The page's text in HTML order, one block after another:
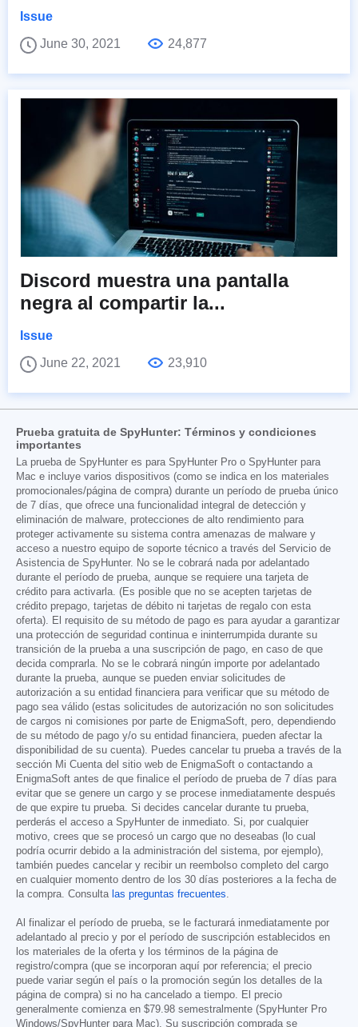
Issue
June 30, 2021
24,877
Discord muestra una pantalla
negra al compartir la...
Issue
June 22, 2021
23,910
Prueba gratuita de SpyHunter: Términos y condiciones
importantes
La prueba de SpyHunter es para SpyHunter Pro o SpyHunter para
Mac e incluye varios dispositivos (como se indica en los materiales
promocionales/página de compra) durante un período de prueba único
de 7 días, que ofrece una funcionalidad integral de detección y
eliminación de malware, protecciones de alto rendimiento para
proteger activamente su sistema contra amenazas de malware y
acceso a nuestro equipo de soporte técnico a través del Servicio de
Asistencia de SpyHunter. No se le cobrará nada por adelantado
durante el período de prueba, aunque se requiere una tarjeta de
crédito para activarla. (Es posible que no se acepten tarjetas de
crédito prepago, tarjetas de débito ni tarjetas de regalo con esta
oferta). El requisito de su método de pago es para ayudar a garantizar
una protección de seguridad continua e ininterrumpida durante su
transición de la prueba a una suscripción de pago, en caso de que
decida comprarla. No se le cobrará ningún importe por adelantado
durante la prueba, aunque se pueden enviar solicitudes de
autorización a su entidad financiera para verificar que su método de
pago sea válido (estas solicitudes de autorización no son solicitudes
de cargos ni comisiones por parte de EnigmaSoft, pero, dependiendo
de su método de pago y/o su entidad financiera, pueden afectar la
disponibilidad de su cuenta). Puedes cancelar tu prueba a través de la
sección Mi Cuenta del sitio web de EnigmaSoft o contactando a
EnigmaSoft antes de que finalice el período de prueba de 7 días para
evitar que se genere un cargo y se procese inmediatamente después
de que expire tu prueba. Si decides cancelar durante tu prueba,
perderás el acceso a SpyHunter de inmediato. Si, por cualquier
motivo, crees que se procesó un cargo que no deseabas (lo cual
podría ocurrir debido a la administración del sistema, por ejemplo),
también puedes cancelar y recibir un reembolso completo del cargo
en cualquier momento dentro de los 30 días posteriores a la fecha de
la compra. Consulta las preguntas frecuentes.
Al finalizar el período de prueba, se le facturará inmediatamente por
adelantado al precio y por el período de suscripción establecidos en
los materiales de la oferta y los términos de la página de
registro/compra (que se incorporan aquí por referencia; el precio
puede variar según el país o la promoción según los detalles de la
página de compra) si no ha cancelado a tiempo. El precio
generalmente comienza en $79.98 semestralmente (SpyHunter Pro
Windows/SpyHunter para Mac). Su suscripción comprada se